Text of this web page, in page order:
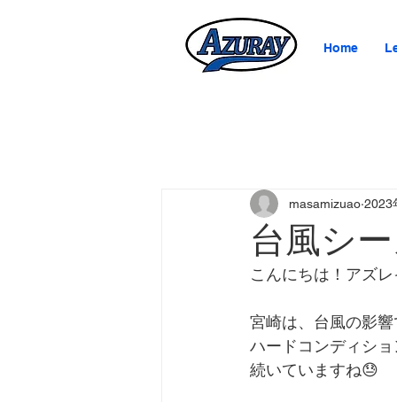
Home
台風シ
masamizuao 2023
こんにちは！アズ
宮崎は、台風の影
ハードコンディシ
続いていますね😓